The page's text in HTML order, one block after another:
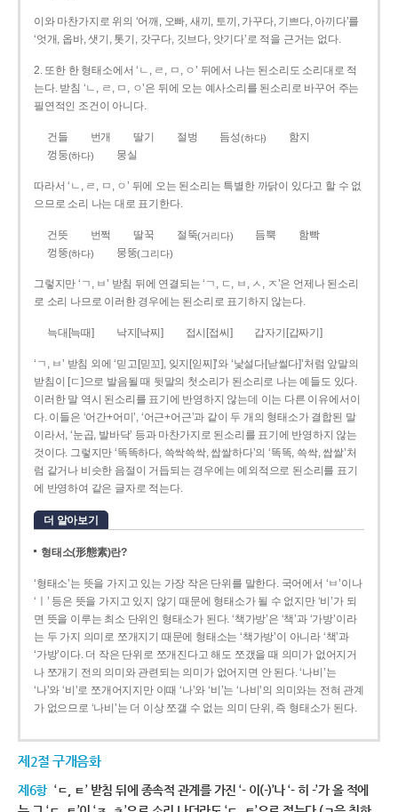
이와 마찬가지로 위의 ‘어깨, 오빠, 새끼, 토끼, 가꾸다, 기쁘다, 아끼다’를
‘엇개, 옵바, 샛기, 톳기, 갓구다, 깃브다, 앗기다’로 적을 근거는 없다.
2. 또한 한 형태소에서 ‘ㄴ, ㄹ, ㅁ, ㅇ’ 뒤에서 나는 된소리도 소리대로 적
는다. 받침 ‘ㄴ, ㄹ, ㅁ, ㅇ’은 뒤에 오는 예사소리를 된소리로 바꾸어 주는
필연적인 조건이 아니다.
건들 번개 딸기 절벙 듬성(하다)
함지
껑둥(하다) 뭉실
따라서 ‘ㄴ, ㄹ, ㅁ, ㅇ’ 뒤에 오는 된소리는 특별한 까닭이 있다고 할 수 없
으므로 소리 나는 대로 표기한다.
건뜻 번쩍 딸꾹 절뚝(거리다) 듬뿍
함빡
껑뚱(하다) 뭉뚱(그리다)
그렇지만 ‘ㄱ, ㅂ’ 받침 뒤에 연결되는 ‘ㄱ, ㄷ, ㅂ, ㅅ, ㅈ’은 언제나 된소리
로 소리 나므로 이러한 경우에는 된소리로 표기하지 않는다.
늑대[늑때] 낙지[낙찌] 접시[접씨] 갑자기[갑짜기]
‘ㄱ, ㅂ’ 받침 외에 ‘믿고[믿꼬], 잊지[읻찌]’와 ‘낯설다[낟썰다]’처럼 앞말의
받침이 [ㄷ]으로 발음될 때 뒷말의 첫소리가 된소리로 나는 예들도 있다.
이러한 말 역시 된소리를 표기에 반영하지 않는데 이는 다른 이유에서이
다. 이들은 ‘어간+어미’, ‘어근+어근’과 같이 두 개의 형태소가 결합된 말
이라서, ‘눈곱, 발바닥’ 등과 마찬가지로 된소리를 표기에 반영하지 않는
것이다. 그렇지만 ‘똑똑하다, 쓱싹쓱싹, 쌉쌀하다’의 ‘똑똑, 쓱싹, 쌉쌀’처
럼 같거나 비슷한 음절이 거듭되는 경우에는 예외적으로 된소리를 표기
에 반영하여 같은 글자로 적는다.
더 알아보기
형태소(形態素)란?
‘형태소’는 뜻을 가지고 있는 가장 작은 단위를 말한다. 국어에서 ‘ㅂ’이나
‘ㅣ’ 등은 뜻을 가지고 있지 않기 때문에 형태소가 될 수 없지만 ‘비’가 되
면 뜻을 이루는 최소 단위인 형태소가 된다. ‘책가방’은 ‘책’과 ‘가방’이라
는 두 가지 의미로 쪼개지기 때문에 형태소는 ‘책가방’이 아니라 ‘책’과
‘가방’이다. 더 작은 단위로 쪼개진다고 해도 쪼갰을 때 의미가 없어지거
나 쪼개기 전의 의미와 관련되는 의미가 없어지면 안 된다. ‘나비’는
‘나’와 ‘비’로 쪼개어지지만 이때 ‘나’와 ‘비’는 ‘나비’의 의미와는 전혀 관계
가 없으므로 ‘나비’는 더 이상 쪼갤 수 없는 의미 단위, 즉 형태소가 된다.
제2절 구개음화
제6항 ‘ㄷ, ㅌ’ 받침 뒤에 종속적 관계를 가진 ‘- 이(-)’나 ‘- 히 -’가 올 적에